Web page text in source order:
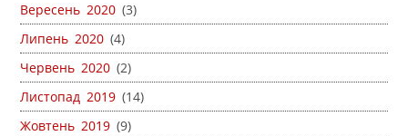
Вересень 2020 (3)
Липень 2020 (4)
Червень 2020 (2)
Листопад 2019 (14)
Жовтень 2019 (9)